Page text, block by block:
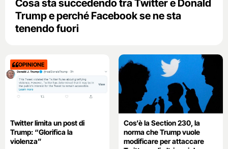
Cosa sta succedendo tra Twitter e Donald
Trump e perché Facebook se ne sta
tenendo fuori
OPINIONE
Twitter limita un post di
Trump: “Glorifica la
violenza”
Cos’è la Section 230, la
norma che Trump vuole
modificare per attaccare